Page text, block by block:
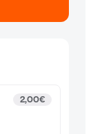
2,00€